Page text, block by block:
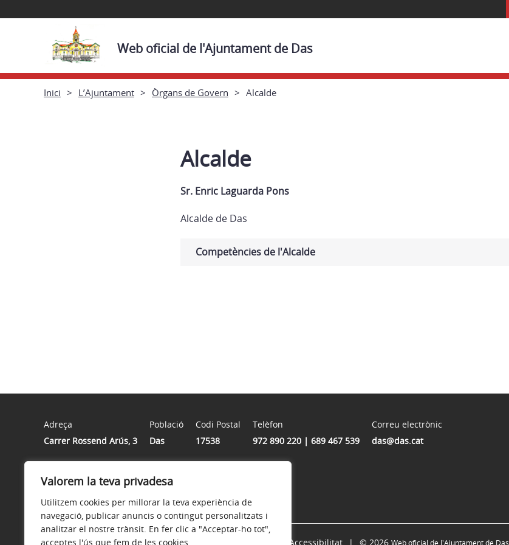
Valorem la teva privadesa
Utilitzem cookies per millorar la teva experiència de
navegació, publicar anuncis o contingut personalitzats i
analitzar el nostre trànsit. En fer clic a "Acceptar-ho tot",
acceptes l'ús que fem de les cookies.
Web oficial de l'Ajuntament de Das
Inici L’Ajuntament Òrgans de Govern Alcalde
Alcalde
Sr. Enric Laguarda Pons
Alcalde de Das
Competències de l'Alcalde
Adreça
Carrer Rossend Arús, 3
Població
Das
Codi Postal
17538
Telèfon
972 890 220 | 689 467 539
Correu electrònic
das@das.cat
Horari
De dilluns a divendres de 9.00 a 14.30 h
Avís legal Política de privacitat Accessibilitat © 2026